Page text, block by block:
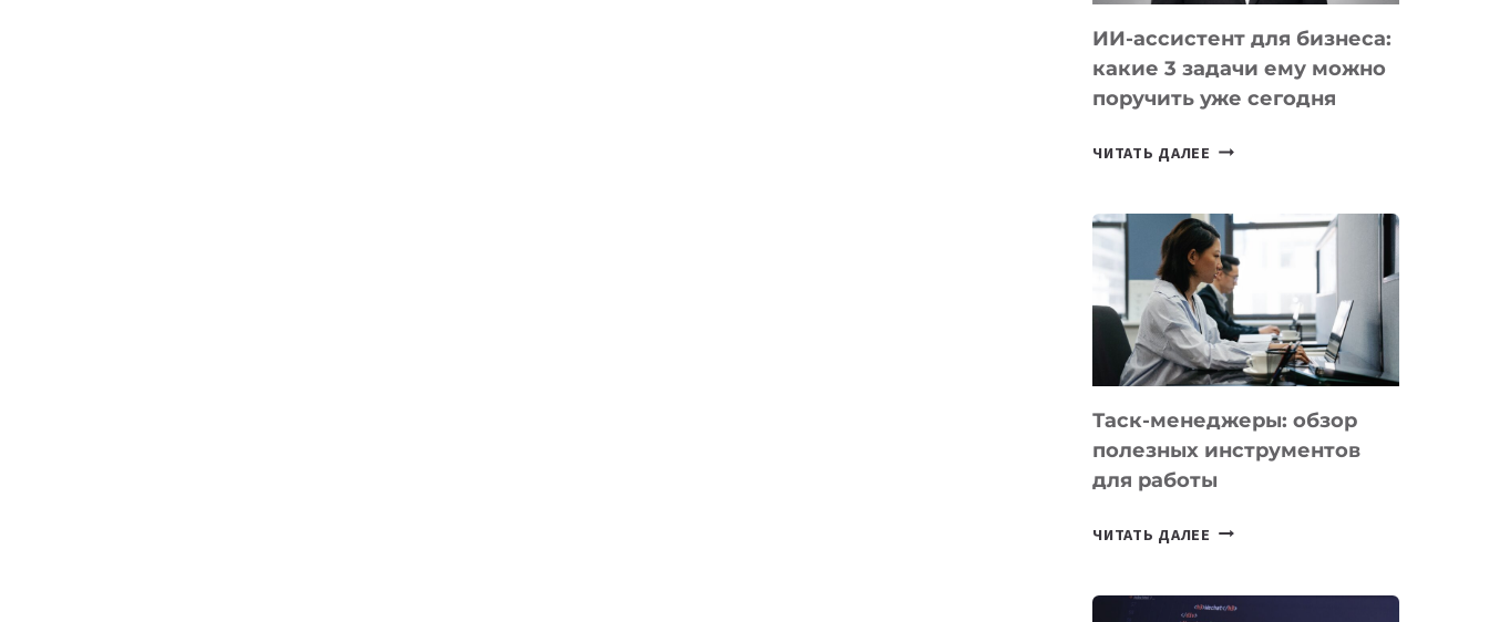
ИИ-ассистент для бизнеса:
какие 3 задачи ему можно
поручить уже сегодня
ЧИТАТЬ ДАЛЕЕ ИИ-
БИЗНЕСА:
КАКИЕ
3
ЗАДАЧИ
ЕМУ
МОЖНО
УЖЕ
СЕГОДНЯ
Таск-менеджеры: обзор
полезных инструментов
для работы
ЧИТАТЬ ДАЛЕЕ ТАСК-
ПОЛЕЗНЫХ